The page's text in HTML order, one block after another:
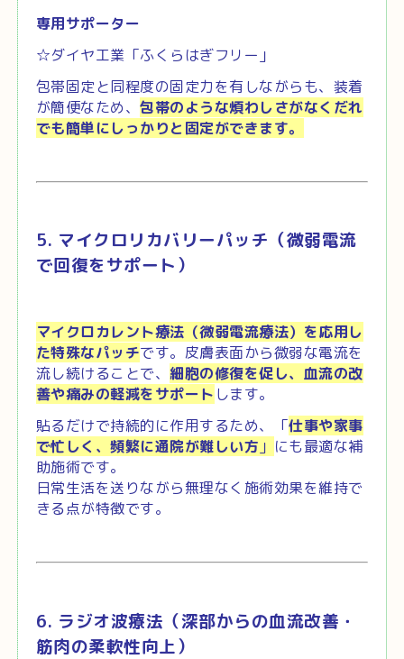
専用サポーター
☆ダイヤ工業「ふくらはぎフリー」
包帯固定と同程度の固定力を有しながらも、装着
が簡便なため、包帯のような煩わしさがなく だれ
でも簡単にしっかりと固定ができます。
5. マイクロリカバリーパッチ（微弱電流
で回復をサポート）
マイクロカレント療法（微弱電流療法）を応用し
た特殊なパッチです。 皮膚表面から微弱な電流を
流し続けることで、細胞の修復を促し、血流の改
善や痛みの軽減をサポート します。
貼るだけで持続的に作用するため、
「仕事や家事
で忙しく、頻繁に通院が難しい方 」 にも最適な補
助施術です。
日常生活を送りながら無理なく施術効果を維持で
きる点が特徴です。
6. ラジオ波療法（深部からの血流改善・
筋肉の柔軟性向上）